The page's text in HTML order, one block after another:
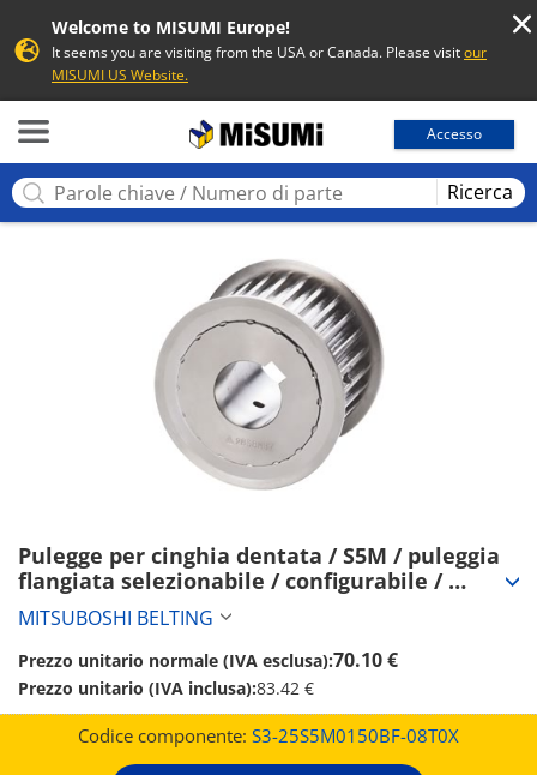
Welcome to MISUMI Europe!
It seems you are visiting from the USA or Canada. Please visitour
MISUMI US Website.
Accesso
Ricerca
Pulegge per cinghia dentata / S5M / puleggia
flangiata selezionabile / configurabile /
alluminio, acciaio / anodizzato, brunito,
nichelatura chimica / S5M0150 (S3-
25S5M0150BF-08T0X)
MITSUBOSHI BELTING
Prezzo unitario normale (IVA esclusa):70.10 €
Prezzo unitario (IVA inclusa):83.42 €
Codice componente: S3-25S5M0150BF-08T0X